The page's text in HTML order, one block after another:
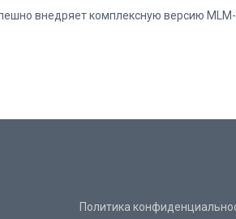
внедряет комплексную версию MLM-
Политика